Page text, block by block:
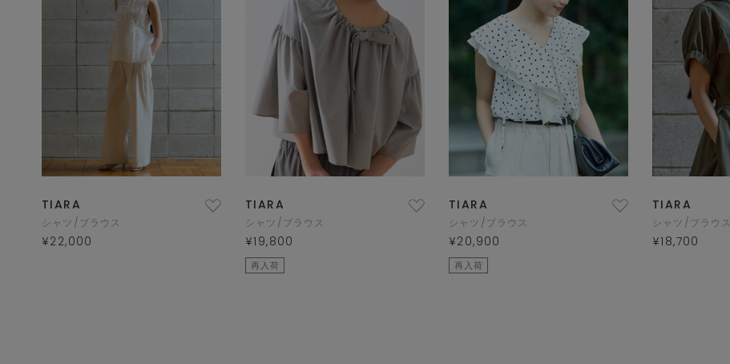
TIARA
シャツ/ブラウス
¥22,000
TIARA
シャツ/ブラウス
¥19,800
再入荷
TIARA
シャツ/ブラウス
¥20,900
再入荷
TIARA
シャツ/ブラウス
¥18,700